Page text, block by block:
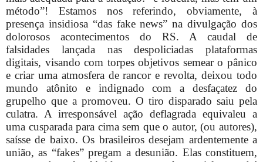
método”! Estamos nos referindo, obviamente, à
presença insidiosa “das fake news” na divulgação dos
dolorosos acontecimentos do RS. A caudal de
falsidades lançada nas despoliciadas plataformas
digitais, visando com torpes objetivos semear o pânico
e criar uma atmosfera de rancor e revolta, deixou todo
mundo atônito e indignado com a desfaçatez do
grupelho que a promoveu. O tiro disparado saiu pela
culatra. A irresponsável ação deflagrada equivaleu a
uma cusparada para cima sem que o autor, (ou autores),
saísse de baixo. Os brasileiros desejam ardentemente a
união, as “fakes” pregam a desunião. Elas constituem,